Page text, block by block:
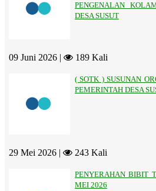
PENGENALAN
DESA SUSUT
09 Juni 2026 | 189 Kali
( SOTK ) SUSUNAN
PEMERINTAH DESA
29 Mei 2026 | 243 Kali
PENYERAHAN BIBIT
MEI 2026